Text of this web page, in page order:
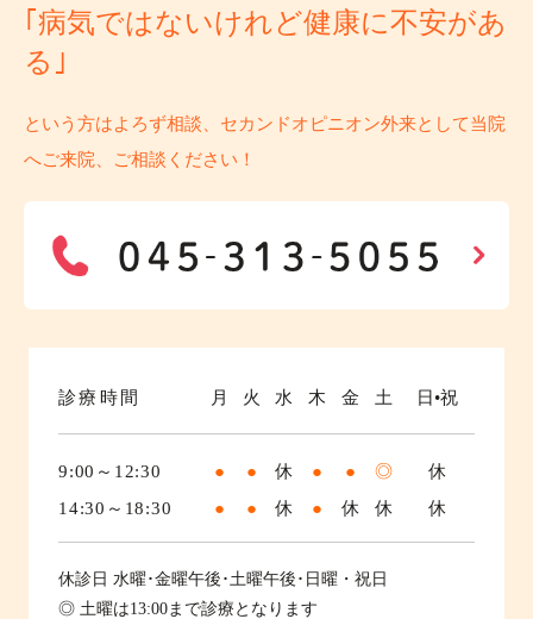
｢病気ではないけれど健康に不安があ
る｣
という方はよろず相談、セカンドオピニオン外来として当院
へご来院、ご相談ください！
診療時間 月 火 水 木 金 土 日•祝
9:00～12:30 ● ● 休 ● ● ◎
休
14:30～18:30
● ● 休 ● 休 休 休
休診日 水曜･金曜午後･土曜午後･日曜・祝日
◎ 土曜は13:00まで診療となります